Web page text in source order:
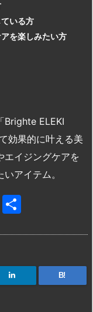
いる方
を楽しみたい方
Brighte ELEKI
効果的に叶える美
エイジングケアを
アイテム。
R
B!